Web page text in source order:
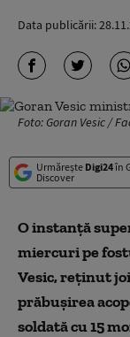
Data publicării:
Foto: Goran Vesic /
Urmărește Digi24în
Discover
O instanţă
miercuri pe
Vesic, reţinut
prăbuşirea
soldată cu 15